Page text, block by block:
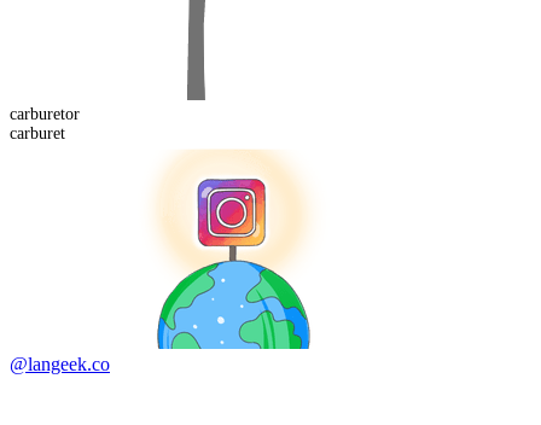
carburetor
carburet
@langeek.co